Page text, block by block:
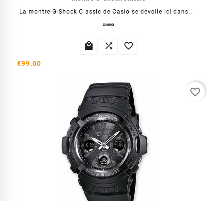
La montre G-Shock Classic de Casio se dévoile ici dans...
  
€99.00
favorite_border